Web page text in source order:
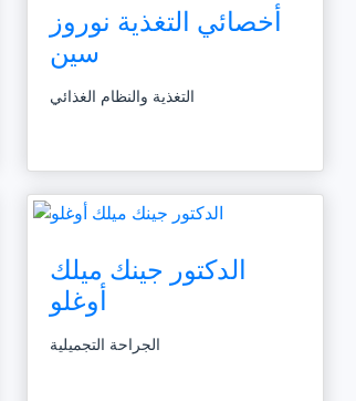
أخصائي التغذية نوروز
سين
التغذية والنظام الغذائي
الدكتور جينك ميلك
أوغلو
الجراحة التجميلية